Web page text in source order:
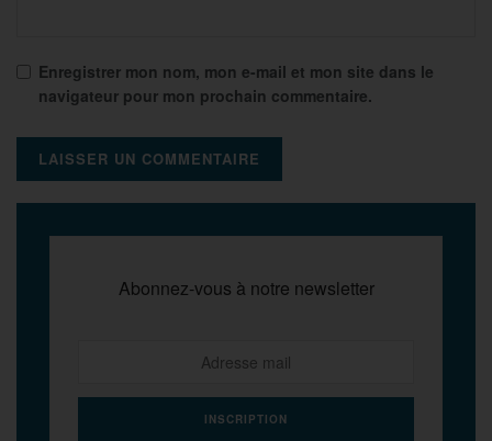
Enregistrer mon nom, mon e-mail et mon site dans le
navigateur pour mon prochain commentaire.
Abonnez-vous à notre newsletter